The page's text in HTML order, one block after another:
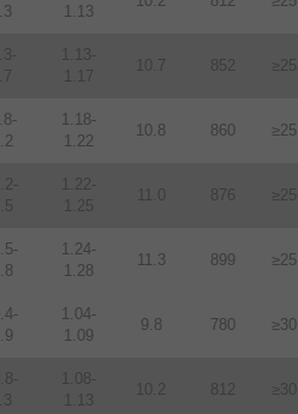
1.13
1.13-
1.17
10.7 852 ≥25
1.18-
1.22
10.8 860 ≥25
1.22-
1.25
11.0 876 ≥25
1.24-
1.28
11.3 899 ≥25
1.04-
1.09
9.8 780 ≥30
1.08-
1.13
10.2 812 ≥30